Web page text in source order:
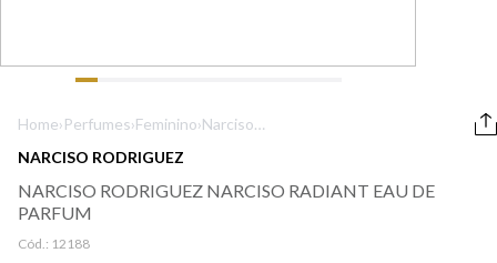
Home›Perfumes›Feminino›Narciso
Eau de Parfum
NARCISO RODRIGUEZ
NARCISO RODRIGUEZ NARCISO RADIANT EAU DE
PARFUM
Cód.: 12188